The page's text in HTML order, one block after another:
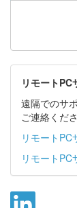
リモートPC
遠隔でのサ
ご連絡くだ
リモートPC
リモートPC